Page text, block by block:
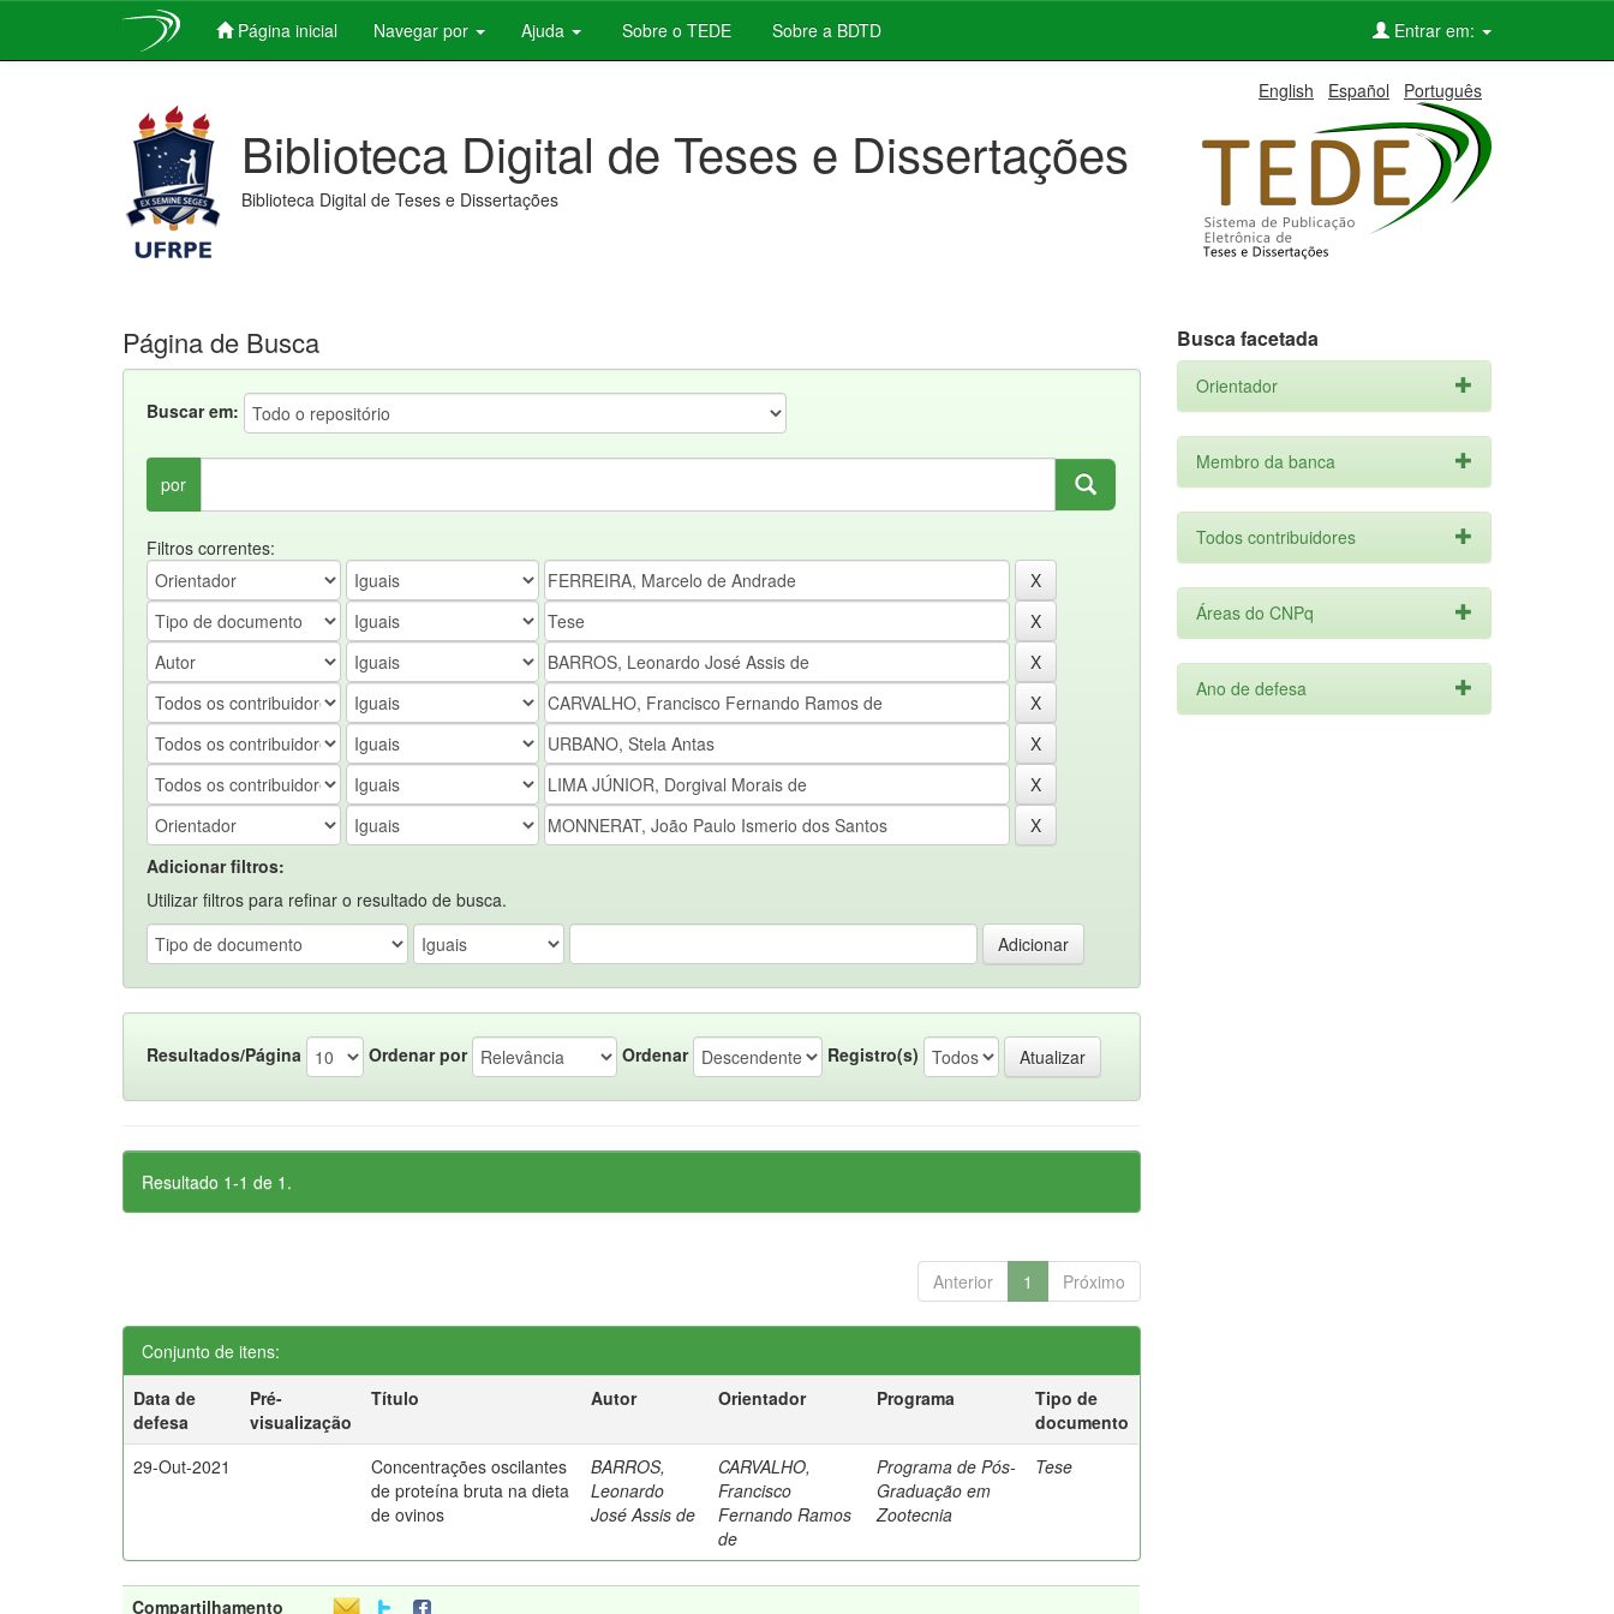
Página inicial Navegar por Ajuda Sobre o TEDE Sobre a BDTD Entrar em:
English Español Português
Biblioteca Digital de Teses e Dissertações
Biblioteca Digital de Teses e Dissertações
Página de Busca
Buscar em:
por
Filtros correntes:
Adicionar filtros:
Utilizar filtros para refinar o resultado de busca.
Resultados/Página Ordenar por Ordenar Registro(s)
Resultado 1-1 de 1.
Anterior 1 Próximo
Conjunto de itens:
Data de
defesa
Pré-
visualização
Título Autor Orientador Programa
Tipo de
documento
29-Out-2021
Concentrações oscilantes
de proteína bruta na dieta
de ovinos
BARROS,
Leonardo
José Assis de
CARVALHO,
Francisco
Fernando Ramos
de
Programa de Pós-
Graduação em
Zootecnia
Tese
Compartilhamento
Busca facetada
Orientador
Membro da banca
Todos contribuidores
Áreas do CNPq
Ano de defesa